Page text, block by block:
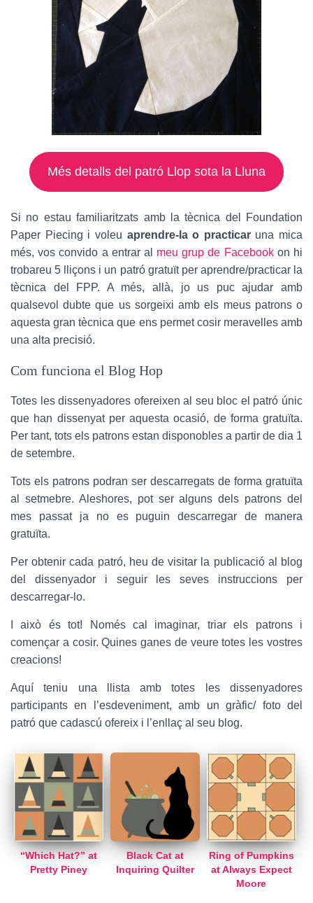
Més detalls del patró Llop sota la Lluna
Si no estau familiaritzats amb la tècnica del Foundation
Paper Piecing i voleu aprendre-la o practicaruna mica
més, vos convido a entrar al meu grup de Facebookon hi
trobareu 5 lliçons i un patró gratuït per aprendre/practicar la
tècnica del FPP. A més, allà, jo us puc ajudar amb
qualsevol dubte que us sorgeixi amb els meus patrons o
aquesta gran tècnica que ens permet cosir meravelles amb
una alta precisió.
Com funciona el Blog Hop
Totes les dissenyadores ofereixen al seu bloc el patró únic
que han dissenyat per aquesta ocasió, de forma gratuïta.
Per tant, tots els patrons estan disponobles a partir de dia 1
de setembre.
Tots els patrons podran ser descarregats de forma gratuïta
al setmebre. Aleshores, pot ser alguns dels patrons del
mes passat ja no es puguin descarregar de manera
gratuïta.
Per obtenir cada patró, heu de visitar la publicació al blog
del dissenyador i seguir les seves instruccions per
descarregar-lo.
I això és tot! Només cal imaginar, triar els patrons i
començar a cosir. Quines ganes de veure totes les vostres
creacions!
Aquí teniu una llista amb totes les dissenyadores
participants en l’esdeveniment, amb un gràfic/ foto del
patró que cadascú ofereix i l’enllaç al seu blog.
“Which Hat?” at
Pretty Piney
Black Cat at
Inquiring Quilter
Ring of Pumpkins
at Always Expect
Moore